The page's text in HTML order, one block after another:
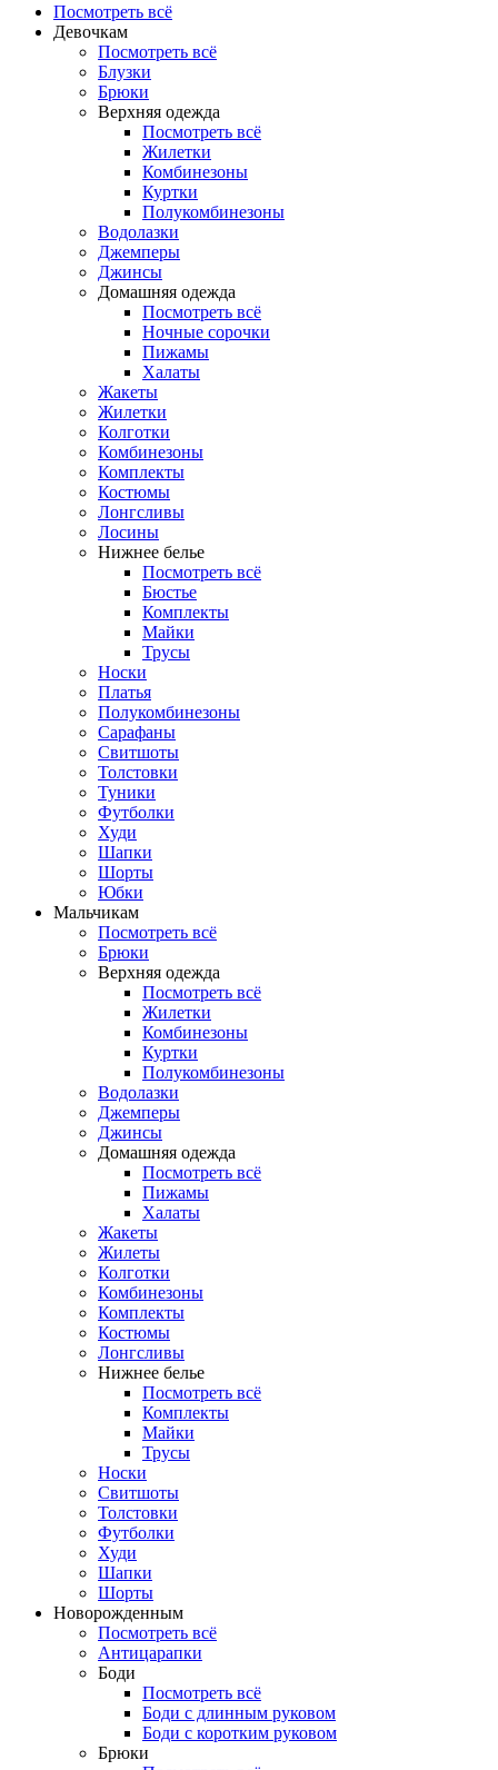
Посмотреть всё
Девочкам
Посмотреть всё
Блузки
Брюки
Верхняя одежда
Посмотреть всё
Жилетки
Комбинезоны
Куртки
Полукомбинезоны
Водолазки
Джемперы
Джинсы
Домашняя одежда
Посмотреть всё
Ночные сорочки
Пижамы
Халаты
Жакеты
Жилетки
Колготки
Комбинезоны
Комплекты
Костюмы
Лонгсливы
Лосины
Нижнее белье
Посмотреть всё
Бюстье
Комплекты
Майки
Трусы
Носки
Платья
Полукомбинезоны
Сарафаны
Свитшоты
Толстовки
Туники
Футболки
Худи
Шапки
Шорты
Юбки
Мальчикам
Посмотреть всё
Брюки
Верхняя одежда
Посмотреть всё
Жилетки
Комбинезоны
Куртки
Полукомбинезоны
Водолазки
Джемперы
Джинсы
Домашняя одежда
Посмотреть всё
Пижамы
Халаты
Жакеты
Жилеты
Колготки
Комбинезоны
Комплекты
Костюмы
Лонгсливы
Нижнее белье
Посмотреть всё
Комплекты
Майки
Трусы
Носки
Свитшоты
Толстовки
Футболки
Худи
Шапки
Шорты
Новорожденным
Посмотреть всё
Антицарапки
Боди
Посмотреть всё
Боди с длинным руковом
Боди с коротким руковом
Брюки